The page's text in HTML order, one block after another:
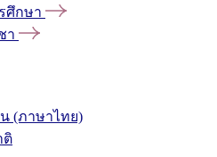
ศึกษา
า
(ภาษาไทย)
ติ